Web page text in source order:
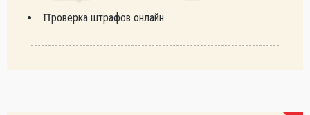
Проверка штрафов онлайн.